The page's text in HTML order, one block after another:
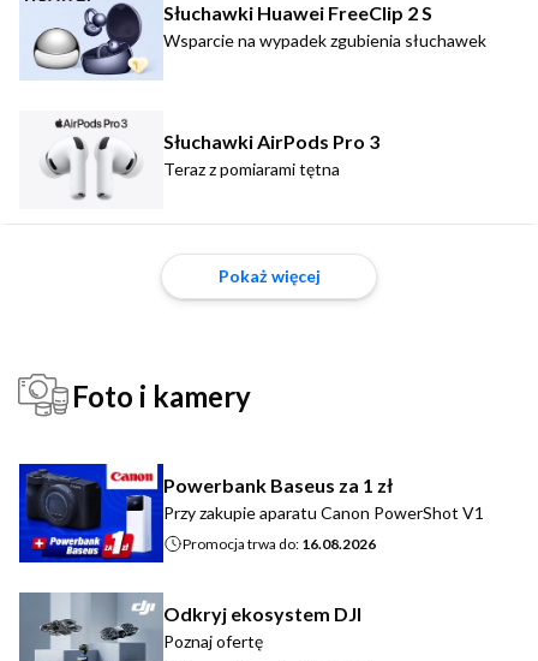
Słuchawki Huawei FreeClip 2 S
Wsparcie na wypadek zgubienia słuchawek
Słuchawki AirPods Pro 3
Teraz z pomiarami tętna
Pokaż więcej
Foto i kamery
Powerbank Baseus za 1 zł
Przy zakupie aparatu Canon PowerShot V1
Promocja trwa do: 16.08.2026
Odkryj ekosystem DJI
Poznaj ofertę